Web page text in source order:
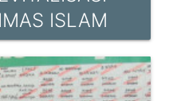
ISLAM